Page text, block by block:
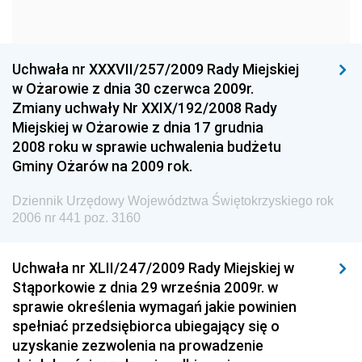
Dziennik Urzędowy Ministra Gospodarki
Dziennik Urzędowy Urzędu Ochrony Konkurencji i
Konsumentów
Dziennik Urzędowy Ministra Pracy i Polityki
Społecznej
Dziennik Urzędowy Urzędu Lotnictwa Cywilnego
Dziennik Urzędowy Ministerstwa Hutnictwa i
Przemysłu Maszynowego
Dziennik Urzędowy Ministerstwa Zdrowia i Opieki
Społecznej
Uchwała nr XXXVII/257/2009 Rady Miejskiej
w Ożarowie z dnia 30 czerwca 2009r.
Zmiany uchwały Nr XXIX/192/2008 Rady
Miejskiej w Ożarowie z dnia 17 grudnia
2008 roku w sprawie uchwalenia budżetu
Gminy Ożarów na 2009 rok.
Dziennik Urzędowy Województwa Świętokrzyskiego rok
2006 nr 441 poz. 3160
Uchwała nr XLII/247/2009 Rady Miejskiej w
Stąporkowie z dnia 29 września 2009r. w
sprawie określenia wymagań jakie powinien
spełniać przedsiębiorca ubiegający się o
uzyskanie zezwolenia na prowadzenie